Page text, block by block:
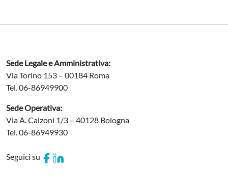
Sede Legale e Amministrativa:
Via Torino 153 – 00184 Roma
Tel. 06-86949900
Sede Operativa:
Via A. Calzoni 1/3 – 40128 Bologna
Tel. 06-86949930
Seguici su